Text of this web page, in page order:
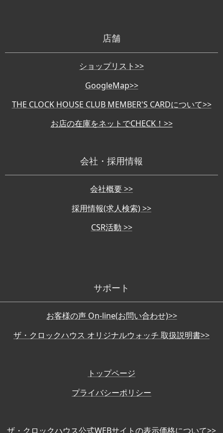
店舗
ショップリスト>>
GoogleMap>>
THE CLOCK HOUSE CLUB MEMBER'S CARDについて>>
お店の在庫をネットでCHECK！>>
会社・採用情報
会社概要 >>
採用情報(求人検索) >>
CSR活動 >>
サポート
お客様の声 On-line(お問い合わせ)>>
ザ・クロックハウス オリジナルウォッチ 取扱説明書>>
トップページ
プライバシーポリシー
ザ・クロックハウス公式WEBサイトの表示価格について>>